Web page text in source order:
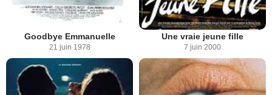
Goodbye Emmanuelle
21 juin 1978
Une vraie jeune fille
7 juin 2000